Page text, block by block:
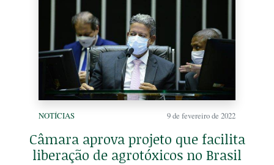
NOTÍCIAS 9 de fevereiro de 2022
Câmara aprova projeto que facilita
liberação de agrotóxicos no Brasil